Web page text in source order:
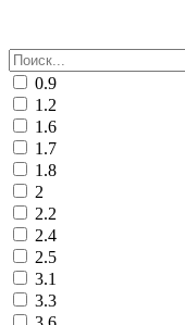
0.9
1.2
1.6
1.7
1.8
2
2.2
2.4
2.5
3.1
3.3